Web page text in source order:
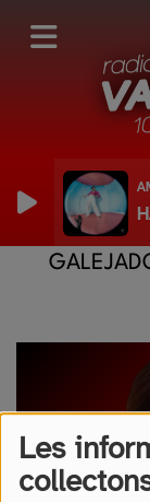
Les
LOU